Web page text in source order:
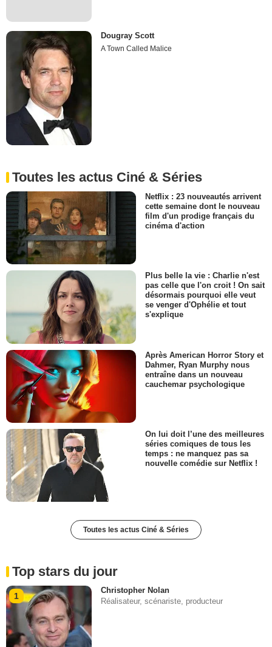
Dougray Scott
A Town Called Malice
Toutes les actus Ciné & Séries
Netflix : 23 nouveautés arrivent
cette semaine dont le nouveau
film d'un prodige français du
cinéma d'action
Plus belle la vie : Charlie n'est
pas celle que l'on croit ! On sait
désormais pourquoi elle veut
se venger d'Ophélie et tout
s'explique
Après American Horror Story et
Dahmer, Ryan Murphy nous
entraîne dans un nouveau
cauchemar psychologique
On lui doit l’une des meilleures
séries comiques de tous les
temps : ne manquez pas sa
nouvelle comédie sur Netflix !
Toutes les actus Ciné & Séries
Top stars du jour
1
Christopher Nolan
Réalisateur, scénariste, producteur